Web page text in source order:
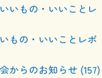
もの・いいことレポ
からのお知らせ (157)